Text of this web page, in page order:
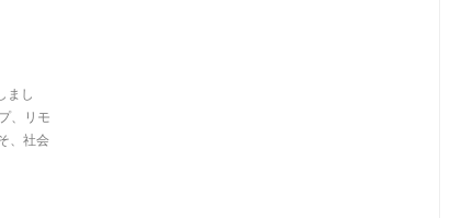
まし
、リモ
、社会